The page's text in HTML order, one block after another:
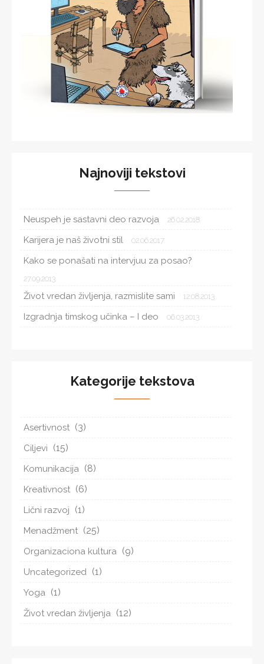
Najnoviji tekstovi
Neuspeh je sastavni deo razvoja 26.02.2018.
Karijera je naš životni stil 02.06.2017.
Kako se ponašati na intervjuu za posao?
27.09.2013.
Život vredan življenja, razmislite sami 12.08.2013.
Izgradnja timskog učinka – I deo 06.03.2013.
Kategorije tekstova
Asertivnost (3)
Ciljevi (15)
Komunikacija (8)
Kreativnost (6)
Lični razvoj (1)
Menadžment (25)
Organizaciona kultura (9)
Uncategorized (1)
Yoga (1)
Život vredan življenja (12)